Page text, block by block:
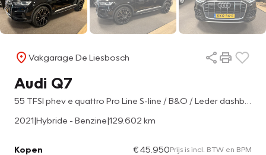
Vakgarage De Liesbosch
Audi Q7
2021|Hybride - Benzine|129.602 km
Kopen € 45.950Prijs is incl. BTW en BPM